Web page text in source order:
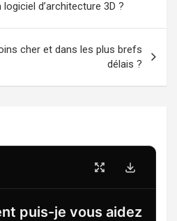
d’architecture 3D ?
cher et dans les plus brefs
délais ?
puis-je vous aidez